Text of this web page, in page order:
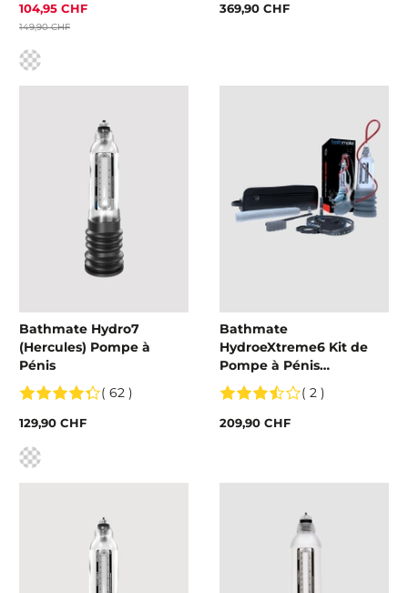
104,95 CHF
149,90 CHF
Couleur
369,90 CHF
Bathmate Hydro7
(Hercules) Pompe à
Pénis
( 62 )
129,90 CHF
Couleur
Bathmate
HydroeXtreme6 Kit de
Pompe à Pénis
Transparente
( 2 )
209,90 CHF